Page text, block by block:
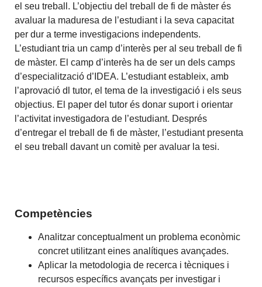
el seu treball. L’objectiu del treball de fi de màster és
avaluar la maduresa de l’estudiant i la seva capacitat
per dur a terme investigacions independents.
L’estudiant tria un camp d’interès per al seu treball de fi
de màster. El camp d’interès ha de ser un dels camps
d’especialització d’IDEA. L’estudiant estableix, amb
l’aprovació dl tutor, el tema de la investigació i els seus
objectius. El paper del tutor és donar suport i orientar
l’activitat investigadora de l’estudiant. Després
d’entregar el treball de fi de màster, l’estudiant presenta
el seu treball davant un comitè per avaluar la tesi.
Competències
Analitzar conceptualment un problema econòmic
concret utilitzant eines analítiques avançades.
Aplicar la metodologia de recerca i tècniques i
recursos específics avançats per investigar i